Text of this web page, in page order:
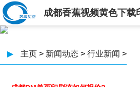
成都香蕉视频黄色下载
▶ 主页 > 新闻动态 > 行业新闻 >